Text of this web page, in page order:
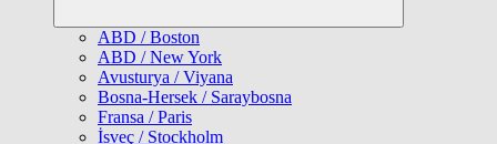
ABD / Boston
ABD / New York
Avusturya / Viyana
Bosna-Hersek / Saraybosna
Fransa / Paris
İsveç / Stockholm